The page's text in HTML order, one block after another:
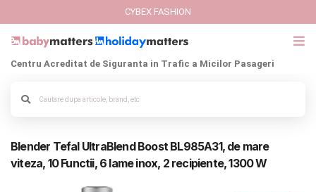
Italbaby Collections
CYBEX FASHION
Centru Acreditat de Siguranta in Trafic a Micilor Pasageri
Blender Tefal UltraBlend Boost BL985A31, de mare
viteza, 10 Functii, 6 lame inox, 2 recipiente, 1300 W